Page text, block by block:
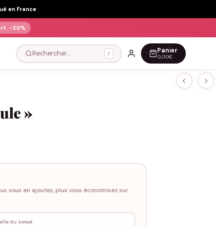
en France
-20%
Rechercher… / Panier
0,00€
»
vous en ajoutez, plus vous économisez sur
du sweat